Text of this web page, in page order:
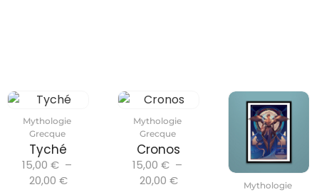
Mythologie
Grecque
Tyché
15,00 € –
20,00 €
Mythologie
Grecque
Cronos
15,00 € –
20,00 €
Mythologie